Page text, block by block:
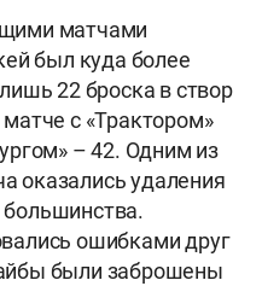
матчами
был куда более
22 броска в створ
матче с «Трактором»
– 42. Одним из
оказались удаления
ошибками друг
были заброшены